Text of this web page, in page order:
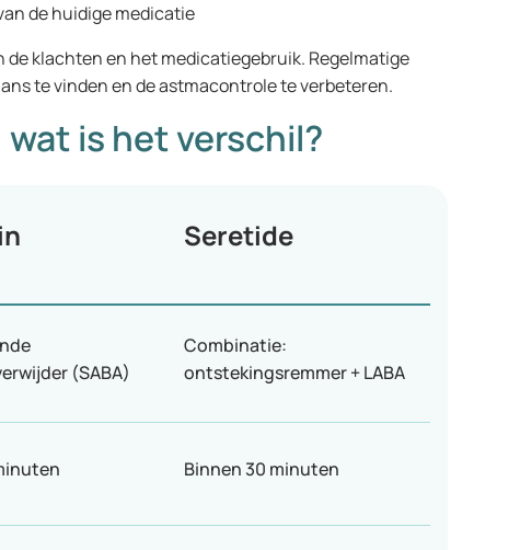
de huidige medicatie
klachten en het medicatiegebruik. Regelmatige
te vinden en de astmacontrole te verbeteren.
is het verschil?
Seretide
(SABA)
Combinatie:
ontstekingsremmer + LABA
Binnen 30 minuten